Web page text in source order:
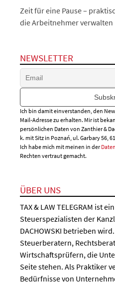
Zeit für eine Pause –
die Arbeitnehmer verwalten
NEWSLETTER
Ich bin damit einverstanden, den
Mail-Adresse zu erhalten. Mir ist
persönlichen Daten von Zanthier &
k. mit Sitz in Poznań, ul. Garbary 56,
Ich habe mich mit meinen in der
Rechten vertraut gemacht.
ÜBER UNS
TAX & LAW TELEGRAM ist
Steuerspezialisten der
DACHOWSKI betrieben
Steuerberatern,
Wirtschaftsprüfern, die
Seite stehen. Als Praktiker
Bedürfnisse von